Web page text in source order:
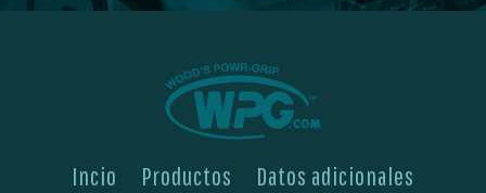
Incio Productos Datos adicionales